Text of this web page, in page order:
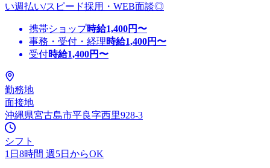
い週払い/スピード採用・WEB面談◎
携帯ショップ時給1,400円〜
事務・受付・経理時給1,400円〜
受付時給1,400円〜
勤務地
面接地
沖縄県宮古島市平良字西里928-3
シフト
1日8時間 週5日からOK